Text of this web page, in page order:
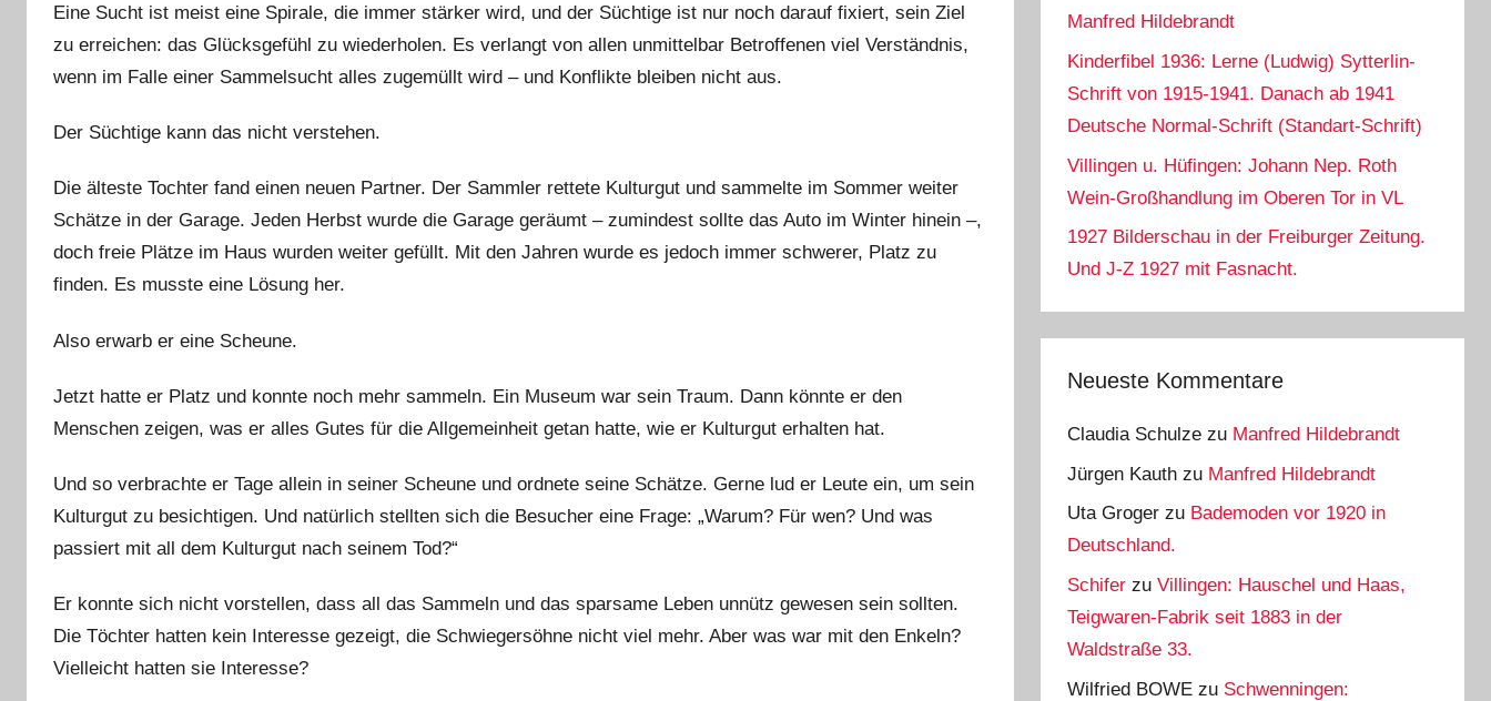
Eine Sucht ist meist eine Spirale, die immer stärker wird, und der Süchtige ist nur noch darauf fixiert, sein Ziel
zu erreichen: das Glücksgefühl zu wiederholen. Es verlangt von allen unmittelbar Betroffenen viel Verständnis,
wenn im Falle einer Sammelsucht alles zugemüllt wird – und Konflikte bleiben nicht aus.
Der Süchtige kann das nicht verstehen.
Die älteste Tochter fand einen neuen Partner. Der Sammler rettete Kulturgut und sammelte im Sommer weiter
Schätze in der Garage. Jeden Herbst wurde die Garage geräumt – zumindest sollte das Auto im Winter hinein –,
doch freie Plätze im Haus wurden weiter gefüllt. Mit den Jahren wurde es jedoch immer schwerer, Platz zu
finden. Es musste eine Lösung her.
Also erwarb er eine Scheune.
Jetzt hatte er Platz und konnte noch mehr sammeln. Ein Museum war sein Traum. Dann könnte er den
Menschen zeigen, was er alles Gutes für die Allgemeinheit getan hatte, wie er Kulturgut erhalten hat.
Und so verbrachte er Tage allein in seiner Scheune und ordnete seine Schätze. Gerne lud er Leute ein, um sein
Kulturgut zu besichtigen. Und natürlich stellten sich die Besucher eine Frage: „Warum? Für wen? Und was
passiert mit all dem Kulturgut nach seinem Tod?“
Er konnte sich nicht vorstellen, dass all das Sammeln und das sparsame Leben unnütz gewesen sein sollten.
Die Töchter hatten kein Interesse gezeigt, die Schwiegersöhne nicht viel mehr. Aber was war mit den Enkeln?
Vielleicht hatten sie Interesse?
Manfred Hildebrandt
Kinderfibel 1936: Lerne (Ludwig) Sytterlin-
Schrift von 1915-1941. Danach ab 1941
Deutsche Normal-Schrift (Standart-Schrift)
Villingen u. Hüfingen: Johann Nep. Roth
Wein-Großhandlung im Oberen Tor in VL
1927 Bilderschau in der Freiburger Zeitung.
Und J-Z 1927 mit Fasnacht.
Neueste Kommentare
Claudia Schulze zu Manfred Hildebrandt
Jürgen Kauth zu Manfred Hildebrandt
Uta Groger zu Bademoden vor 1920 in
Deutschland.
Schifer zuVillingen: Hauschel und Haas,
Teigwaren-Fabrik seit 1883 in der
Waldstraße 33.
Wilfried BOWE zu Schwenningen: